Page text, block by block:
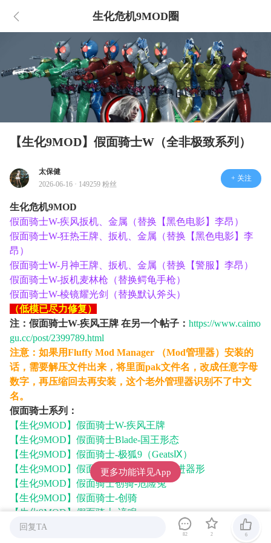
生化危机9MOD圈
【生化9MOD】假面骑士W（全非极致系列）
太保健
2026-06-16 · 149259 粉丝
+ 关注
生化危机9MOD
假面骑士W-疾风扳机、金属（替换【黑色电影】李昂）
假面骑士W-狂热王牌、扳机、金属（替换【黑色电影】李
昂）
假面骑士W-月神王牌、扳机、金属（替换【警服】李昂）
假面骑士W-扳机麦林枪（替换鳄龟手枪）
假面骑士W-棱镜耀光剑（替换默认斧头）
（低模已尽力修复）
注：假面骑士W-疾风王牌 在另一个帖子： https://www.caimo
gu.cc/post/2399789.html
注意：如果用Fluffy Mod Manager （Mod管理器）安装的
话，需要解压文件出来，将里面pak文件名，改成任意字母
数字，再压缩回去再安装，这个老外管理器识别不了中文
名。
假面骑士系列：
【生化9MOD】假面骑士W-疾风王牌
【生化9MOD】假面骑士Blade-国王形态
【生化9MOD】假面骑士-极狐9（GeatsⅨ）
【生化9MOD】假面骑士极狐-马格南推进器形
【生化9MOD】假面骑士创骑-危险兔
【生化9MOD】假面骑士-创骑
【生化9MOD】假面骑士-谛睨
【生化9MOD】假面骑士-帝骑完全形态
回复TA
82 2 6
更多功能详见App